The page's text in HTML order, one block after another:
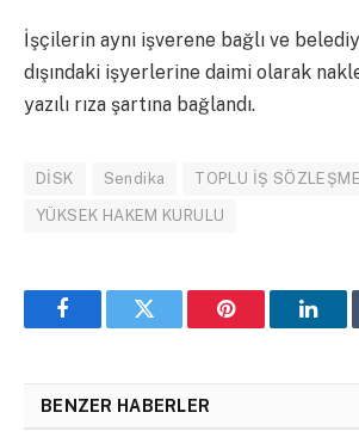
İşçilerin aynı işverene bağlı ve
dışındaki işyerlerine daimi olarak
yazılı rıza şartına bağlandı.
DİSK Sendika TOPLU İŞ
YÜKSEK HAKEM KURULU
FacebookTwitter Pinterest
BENZER HABERLER